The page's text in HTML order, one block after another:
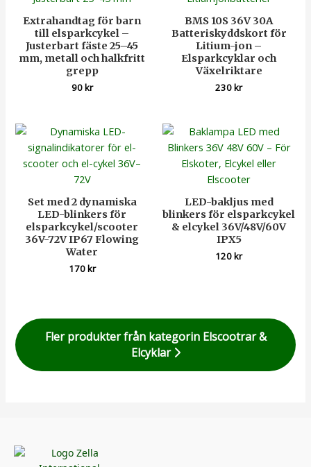
Extrahandtag för barn
till elsparkcykel –
Justerbart fäste 25–45
mm, metall och halkfritt
grepp
90kr
BMS 10S 36V 30A
Batteriskyddskort för
Litium-jon –
Elsparkcyklar och
Växelriktare
230kr
Set med 2 dynamiska
LED-blinkers för
elsparkcykel/scooter
36V-72V IP67 Flowing
Water
170kr
LED-bakljus med
blinkers för elsparkcykel
& elcykel 36V/48V/60V
IPX5
120kr
Fler produkter från kategorin Elscootrar &
Elcyklar